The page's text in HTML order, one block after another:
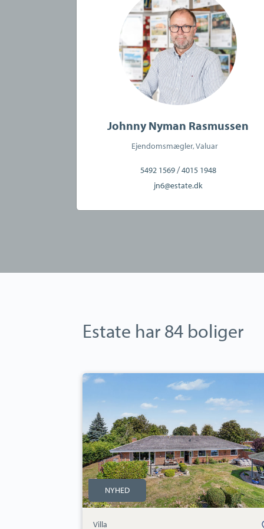
CVR:16606480
Johnny Nyman Rasmussen
Ejendomsmægler, Valuar
5492 1569/4015 1948
jn6@estate.dk
Estate har 84 boliger
Villa:
Langø,
4900
Nakskov
NYHED
Villa